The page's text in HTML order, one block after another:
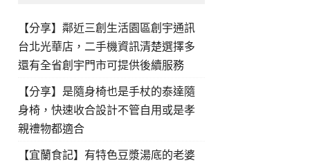
【分享】鄰近三創生活園區創宇通訊
台北光華店，二手機資訊清楚選擇多
還有全省創宇門市可提供後續服務
【分享】是隨身椅也是手杖的泰達隨
身椅，快速收合設計不管自用或是孝
親禮物都適合
【宜蘭食記】有特色豆漿湯底的老婆